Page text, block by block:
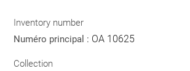
Inventory number
Numéro principal : OA 10625
Collection